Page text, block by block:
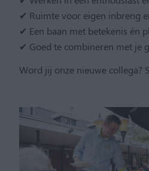
✔ Ruimte voor eigen inbreng
✔ Een baan met betekenis én
✔ Goed te combineren met je
Word jij onze nieuwe collega?